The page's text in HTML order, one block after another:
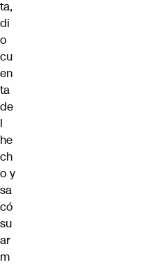
ta,
di
o
cu
en
ta
de
l
he
ch
o y
sa
có
su
ar
m